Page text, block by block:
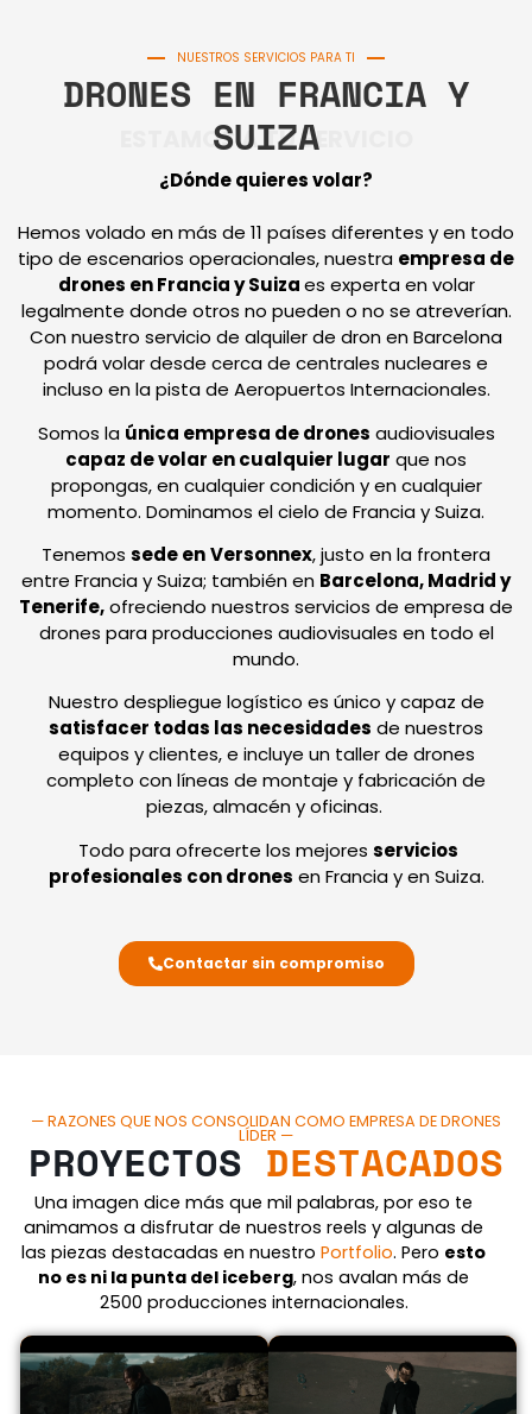
ESTAMOS A TU SERVICIO
NUESTROS SERVICIOS PARA TI
DRONES EN FRANCIA Y
SUIZA
¿Dónde quieres volar?
Hemos volado en más de 11 países diferentes y en todo
tipo de escenarios operacionales, nuestra empresa de
drones en Francia y Suizaes experta en volar
legalmente donde otros no pueden o no se atreverían.
Con nuestro servicio de alquiler de dron en Barcelona
podrá volar desde cerca de centrales nucleares e
incluso en la pista de Aeropuertos Internacionales.
Somos la única empresa de drones audiovisuales
capaz de volar en cualquier lugar que nos
propongas, en cualquier condición y en cualquier
momento. Dominamos el cielo de Francia y Suiza.
Tenemos sede enVersonnex, justo en la frontera
entre Francia y Suiza; también en Barcelona,Madrid y
Tenerife,ofreciendo nuestros servicios de empresa de
drones para producciones audiovisuales en todo el
mundo.
Nuestro despliegue logístico es único y capaz de
satisfacer todas las necesidades de nuestros
equipos y clientes, e incluye un taller de drones
completo con líneas de montaje y fabricación de
piezas, almacén y oficinas.
Todo para ofrecerte los mejores servicios
profesionales con drones en Francia y en Suiza.
Contactar sin compromiso
— RAZONES QUE NOS CONSOLIDAN COMO EMPRESA DE DRONES
LÍDER —
PROYECTOS DESTACADOS
Una imagen dice más que mil palabras, por eso te
animamos a disfrutar de nuestros reels y algunas de
las piezas destacadas en nuestroPortfolio. Pero esto
no es ni la punta del iceberg, nos avalan más de
2500 producciones internacionales.